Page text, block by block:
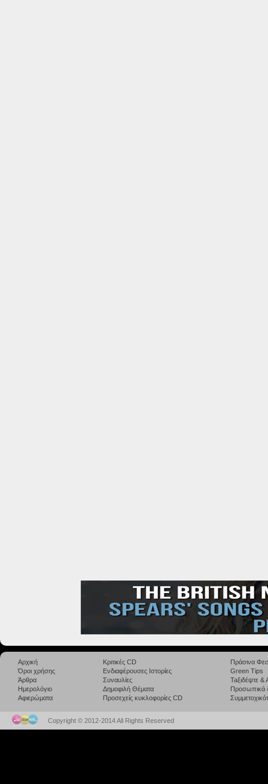
Αρχική
Όροι χρήσης
Άρθρα
Ημερολόγιο
Αφιερώματα
Κριτικές CD
Ενδιαφέρουσες Ιστορίες
Συναυλίες
Δημοφιλή Θέματα
Προσεχείς κυκλοφορίες CD
Πράσινα
Green Tips
Taξιδέψτε
Προσωπικά
Copyright © 2012-2014 All Rights Reserved